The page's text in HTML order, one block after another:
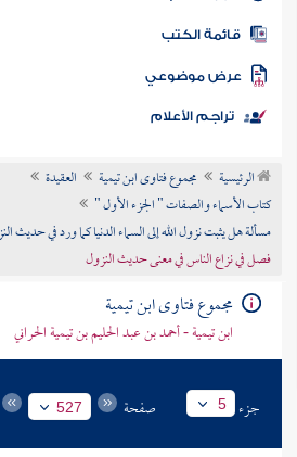
المكتبة
الكتب
موضوعي
تراجم الأعلام
الرئيسية مجموع فتاوى ابن تيمية
العقيدة
كتاب الأسماء والصفات " الجزء الأول "
مسألة هل يثبت نزول الله إلى السماء الدنيا كما ورد في حديث
فصل في نزاع الناس في معنى حديث النزول
مجموع فتاوى ابن تيمية
ابن تيمية - أحمد بن عبد الحليم بن تيمية الحراني
جزء 5 صفحة 527